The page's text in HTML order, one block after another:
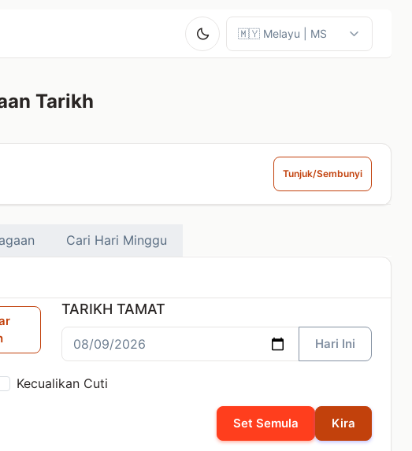
Tarikh
Tunjuk/Sembunyi
Cari Hari Minggu
TARIKH TAMAT
Hari Ini
Kecualikan Cuti
Set Semula Kira